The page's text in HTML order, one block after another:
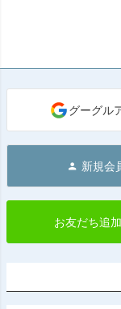
グーグル
新規会
お友だち追